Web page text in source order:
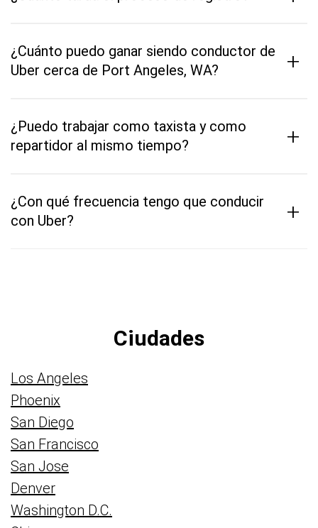
¿Cuánto puedo ganar siendo conductor de
Uber cerca de Port Angeles, WA?
+
¿Puedo trabajar como taxista y como
repartidor al mismo tiempo?
+
¿Con qué frecuencia tengo que conducir
con Uber?
+
Ciudades
Los Angeles
Phoenix
San Diego
San Francisco
San Jose
Denver
Washington D.C.